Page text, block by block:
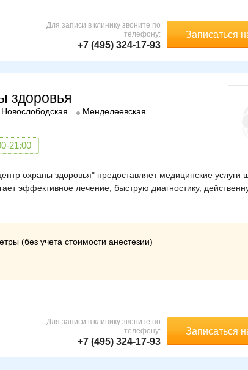
Записаться
Для записи в клинику звоните по
телефону:
+7 (495) 324-17-93
здоровья
Новослободская
Менделеевская
21:00
охраны здоровья" предоставляет медицинские услуги
эффективное лечение, быструю диагностику,
(без учета стоимости анестезии)
Записаться
Для записи в клинику звоните по
телефону:
+7 (495) 324-17-93